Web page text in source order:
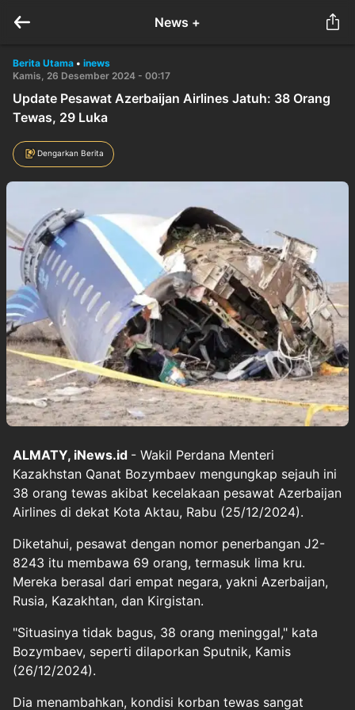
News +
Berita Utama • inews
Kamis, 26 Desember 2024 - 00:17
Update Pesawat Azerbaijan Airlines Jatuh: 38 Orang
Tewas, 29 Luka
Dengarkan Berita
ALMATY, iNews.id - Wakil Perdana Menteri
Kazakhstan Qanat Bozymbaev mengungkap sejauh ini
38 orang tewas akibat kecelakaan pesawat Azerbaijan
Airlines di dekat Kota Aktau, Rabu (25/12/2024).
Diketahui, pesawat dengan nomor penerbangan J2-
8243 itu membawa 69 orang, termasuk lima kru.
Mereka berasal dari empat negara, yakni Azerbaijan,
Rusia, Kazakhtan, dan Kirgistan.
"Situasinya tidak bagus, 38 orang meninggal," kata
Bozymbaev, seperti dilaporkan Sputnik, Kamis
(26/12/2024).
Dia menambahkan, kondisi korban tewas sangat